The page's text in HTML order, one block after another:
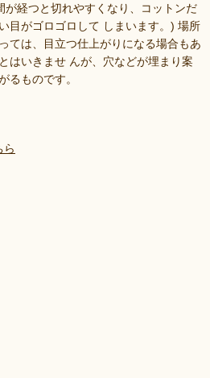
が経つと切れやすくなり、コットンだ
目がゴロゴロして しまいます。) 場所
ては、目立つ仕上がりになる場合もあ
はいきませ んが、穴などが埋まり案
るものです。
ら